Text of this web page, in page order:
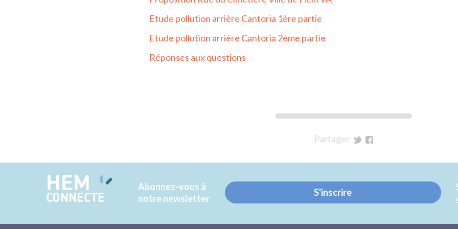
Etude pollution arrière Cantoria 1ère partie
Etude pollution arrière Cantoria 2ème partie
Réponses aux questions
Partager
Twitter
Facebook
HEM
CONNECTE
Abonnez-vous à
notre newsletter
S'inscrire